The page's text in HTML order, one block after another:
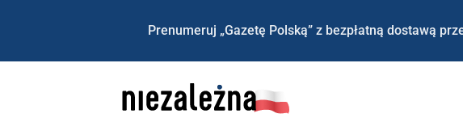
Prenumeruj „Gazetę Polską” z bezpłatną dostawą